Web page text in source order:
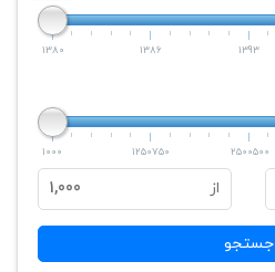
1380 1386 1393
1000 1250750 2500500
از 1,000
جستجو